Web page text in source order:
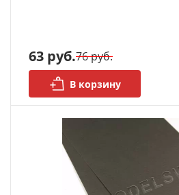
63 руб.76 руб.
В корзину